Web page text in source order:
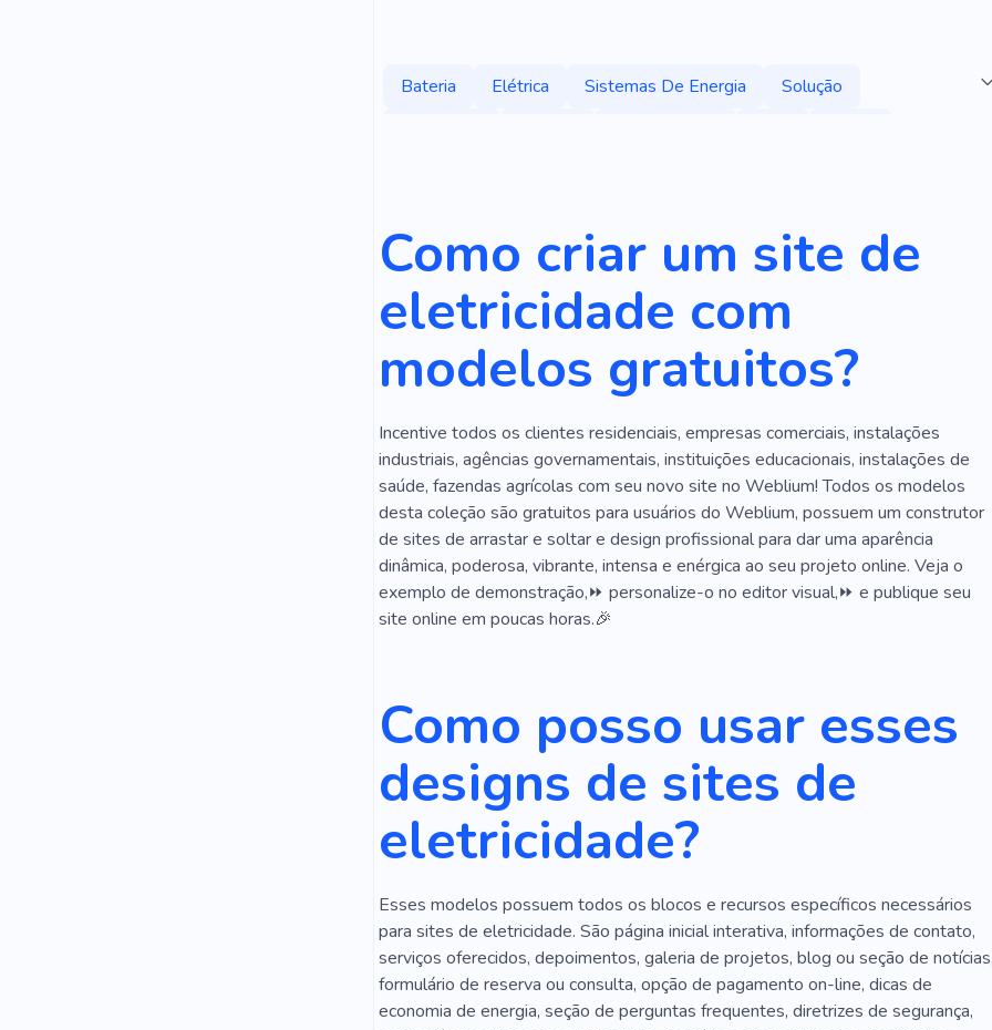
Bateria Elétrica Sistemas De Energia
Solução
Aquecimento Global
Verde Reciclagem
Energia Renovável
Prédio
Escritório Design De Interiores
Como criar um site de
eletricidade com
modelos gratuitos?
Incentive todos os clientes residenciais, empresas comerciais, instalações
industriais, agências governamentais, instituições educacionais, instalações de
saúde, fazendas agrícolas com seu novo site no Weblium! Todos os modelos
desta coleção são gratuitos para usuários do Weblium, possuem um construtor
de sites de arrastar e soltar e design profissional para dar uma aparência
dinâmica, poderosa, vibrante, intensa e enérgica ao seu projeto online. Veja o
exemplo de demonstração,⏩ personalize-o no editor visual,⏩ e publique seu
site online em poucas horas.🎉
Como posso usar esses
designs de sites de
eletricidade?
Esses modelos possuem todos os blocos e recursos específicos necessários
para sites de eletricidade. São página inicial interativa, informações de contato,
serviços oferecidos, depoimentos, galeria de projetos, blog ou seção de
formulário de reserva ou consulta, opção de pagamento on-line, dicas de
economia de energia, seção de perguntas frequentes, diretrizes de segurança,